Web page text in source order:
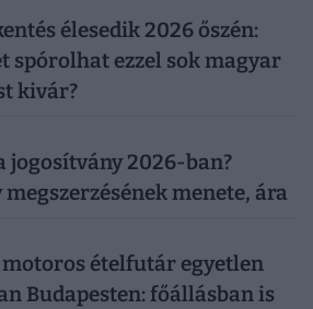
élesedik 2026 őszén:
spórolhat ezzel sok magyar
kivár?
jogosítvány 2026-ban?
menete, ára
motoros ételfutár egyetlen
Budapesten: főállásban is